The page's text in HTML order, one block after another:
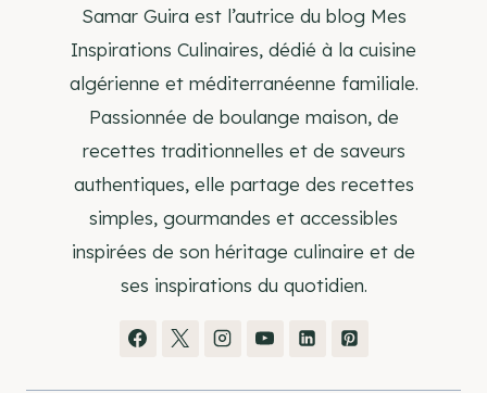
Samar Guira est l’autrice du blog Mes
Inspirations Culinaires, dédié à la cuisine
algérienne et méditerranéenne familiale.
Passionnée de boulange maison, de
recettes traditionnelles et de saveurs
authentiques, elle partage des recettes
simples, gourmandes et accessibles
inspirées de son héritage culinaire et de
ses inspirations du quotidien.